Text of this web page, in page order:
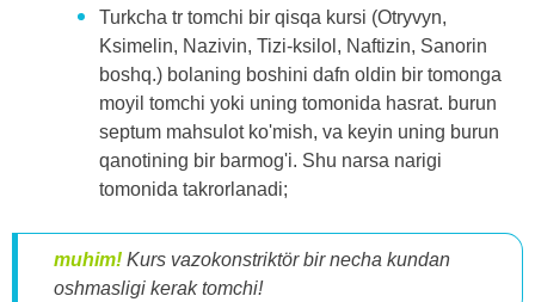
Turkcha tr tomchi bir qisqa kursi (Otryvyn,
Ksimelin, Nazivin, Tizi-ksilol, Naftizin, Sanorin
boshq.) bolaning boshini dafn oldin bir tomonga
moyil tomchi yoki uning tomonida hasrat. burun
septum mahsulot ko'mish, va keyin uning burun
qanotining bir barmog'i. Shu narsa narigi
tomonida takrorlanadi;
muhim! Kurs vazokonstriktör bir necha kundan
oshmasligi kerak tomchi!